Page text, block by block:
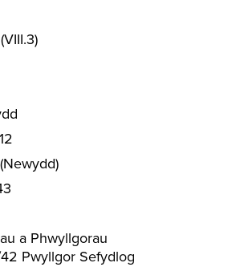
a Phwyllgorau
Pwyllgor Sefydlog